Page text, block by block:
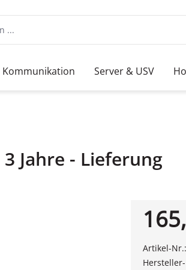
Kommunikation Server & USV
Jahre - Lieferung
Artikel-